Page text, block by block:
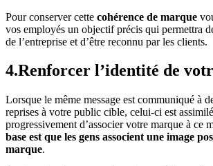
Pour conserver cette cohérence de marque
vos employés un objectif précis qui permettra
de l’entreprise et d’être reconnu par les clients.
4.Renforcer l’identité de
Lorsque le même message est communiqué à
reprises à votre public cible, celui-ci est
progressivement d’associer votre marque à ce
base est que les gens associent une image
marque.